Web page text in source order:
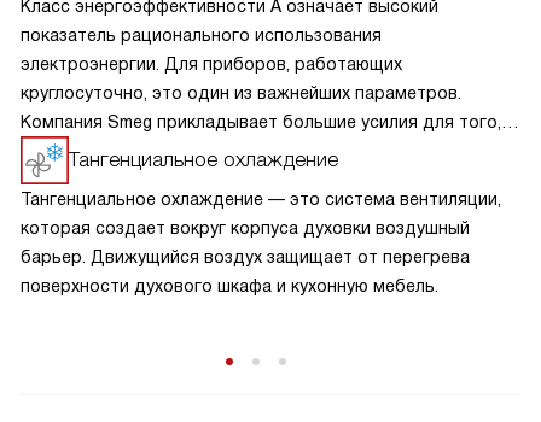
Класс энергоэффективности А означает высокий
показатель рационального использования
электроэнергии. Для приборов, работающих
круглосуточно, это один из важнейших параметров.
Компания Smeg прикладывает большие усилия для того,
чтобы сделать технику экономичной и эффективной.
Тангенциальное охлаждение
Тангенциальное охлаждение — это система вентиляции,
которая создает вокруг корпуса духовки воздушный
барьер. Движущийся воздух защищает от перегрева
поверхности духового шкафа и кухонную мебель.